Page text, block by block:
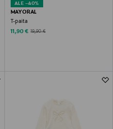
ALE –40%
MAYORAL
T-paita
Discounted Price
11,90 € Original Price
19,90 €